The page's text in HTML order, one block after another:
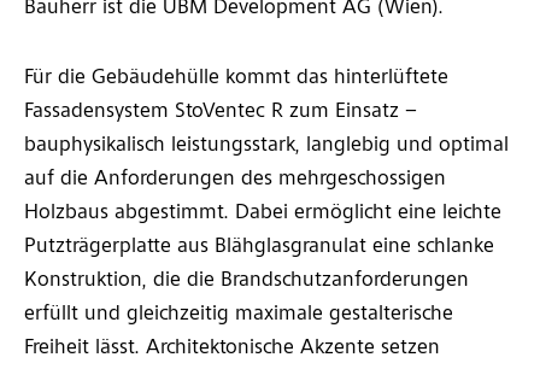
Bauherr ist die UBM Development AG (Wien).
Für die Gebäudehülle kommt das hinterlüftete
Fassadensystem StoVentec R zum Einsatz –
bauphysikalisch leistungsstark, langlebig und optimal
auf die Anforderungen des mehrgeschossigen
Holzbaus abgestimmt. Dabei ermöglicht eine leichte
Putzträgerplatte aus Blähglasgranulat eine schlanke
Konstruktion, die die Brandschutzanforderungen
erfüllt und gleichzeitig maximale gestalterische
Freiheit lässt. Architektonische Akzente setzen